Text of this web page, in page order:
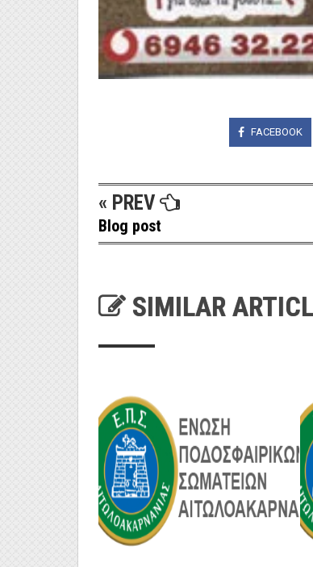
FACEBOOK
« PREV
Blog post
SIMILAR